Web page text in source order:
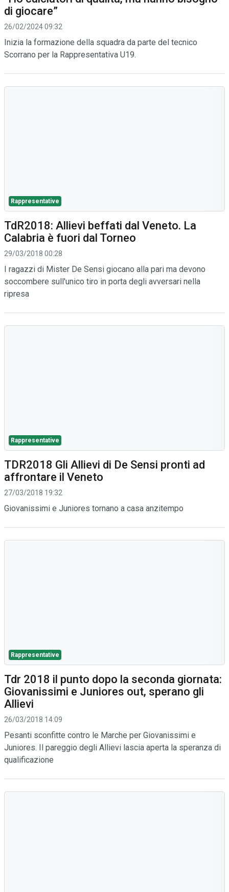
di giocare”
26/02/2024 09:32
Inizia la formazione della squadra da parte del tecnico
Scorrano per la Rappresentativa U19.
Rappresentative
TdR2018: Allievi beffati dal Veneto. La
Calabria è fuori dal Torneo
29/03/2018 00:28
I ragazzi di Mister De Sensi giocano alla pari ma devono
soccombere sull'unico tiro in porta degli avversari nella
ripresa
Rappresentative
TDR2018 Gli Allievi di De Sensi pronti ad
affrontare il Veneto
27/03/2018 19:32
Giovanissimi e Juniores tornano a casa anzitempo
Rappresentative
Tdr 2018 il punto dopo la seconda giornata:
Giovanissimi e Juniores out, sperano gli
Allievi
26/03/2018 14:09
Pesanti sconfitte contro le Marche per Giovanissimi e
Juniores. Il pareggio degli Allievi lascia aperta la speranza di
qualificazione